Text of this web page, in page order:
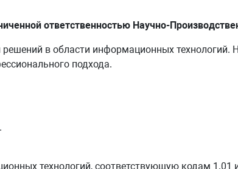
ответственностью Научно-
в области информационных
подхода.
технологий, соответствующую кодам 1.01